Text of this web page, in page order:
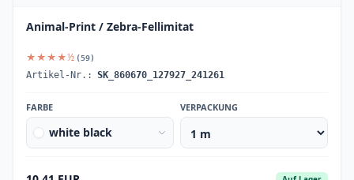
Animal-Print / Zebra-Fellimitat
★★★★½ (59)
Artikel-Nr.: SK_860670_127927_241261
FARBE
white black
VERPACKUNG